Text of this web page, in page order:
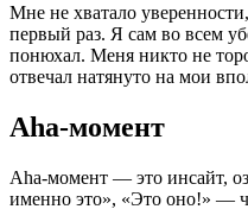
Мне не хватало
первый раз. Я сам во всем
понюхал. Меня никто не
отвечал натянуто на мои
Aha-момент
Aha-момент — это инсайт,
именно это», «Это оно!» —